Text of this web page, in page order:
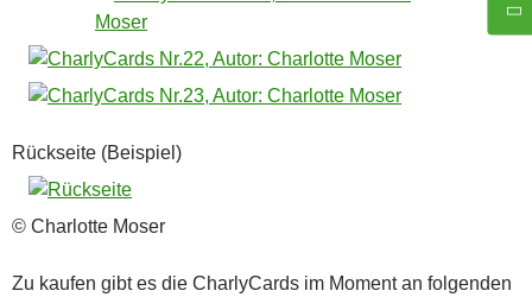
Rückseite (Beispiel)
© Charlotte Moser
Zu kaufen gibt es die CharlyCards im Moment an folgenden